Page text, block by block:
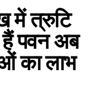
में त्रुटि
पवन अब
का लाभ